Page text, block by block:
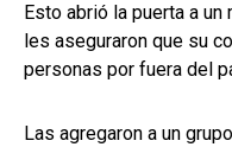
Esto abrió la puerta a
les aseguraron que su
personas por fuera del
Las agregaron a un